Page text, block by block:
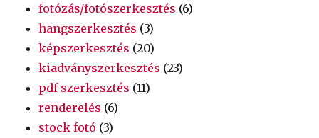
fotózás/fotószerkesztés (6)
hangszerkesztés (3)
képszerkesztés (20)
kiadványszerkesztés (23)
pdf szerkesztés (11)
renderelés (6)
stock fotó (3)